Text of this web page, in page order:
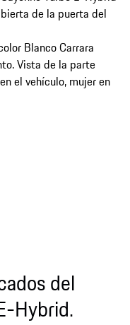
del
Hybrid.